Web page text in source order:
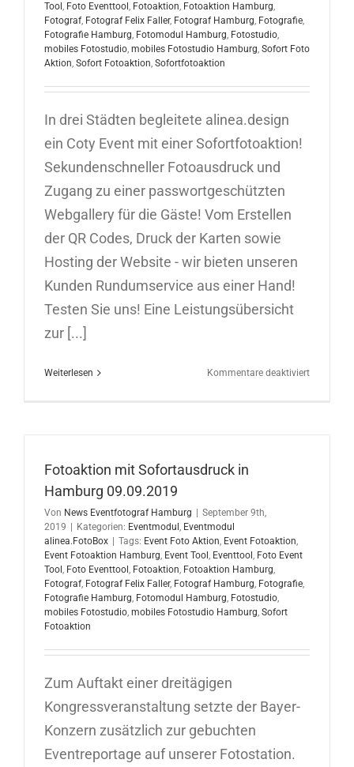
Tool , Foto Eventtool , Fotoaktion, Fotoaktion Hamburg,
Fotograf, Fotograf Felix Faller, Fotograf Hamburg, Fotografie,
Fotografie Hamburg, Fotomodul Hamburg, Fotostudio,
mobiles Fotostudio, mobiles Fotostudio Hamburg, Sofort Foto
Aktion, Sofort Fotoaktion, Sofortfotoaktion
In drei Städten begleitete alinea.design
ein Coty Event mit einer Sofortfotoaktion!
Sekundenschneller Fotoausdruck und
Zugang zu einer passwortgeschützten
Webgallery für die Gäste! Vom Erstellen
der QR Codes, Druck der Karten sowie
Hosting der Website - wir bieten unseren
Kunden Rundumservice aus einer Hand!
Testen Sie uns! Eine Leistungsübersicht
zur [...]
Weiterlesen Kommentare deaktiviertfür
Fotoaktion mit Sofortausdruck in
Hamburg 09.09.2019
Von News Eventfotograf Hamburg
September 9th,
2019
Kategorien: Eventmodul , Eventmodul
alinea.FotoBox
Tags: Event Foto Aktion, Event Fotoaktion,
Event Fotoaktion Hamburg, Event Tool , Eventtool , Foto Event
Tool , Foto Eventtool , Fotoaktion, Fotoaktion Hamburg,
Fotograf, Fotograf Felix Faller, Fotograf Hamburg, Fotografie,
Fotografie Hamburg, Fotomodul Hamburg, Fotostudio,
mobiles Fotostudio, mobiles Fotostudio Hamburg, Sofort
Fotoaktion
Zum Auftakt einer dreitägigen
Kongressveranstaltung setzte der Bayer-
Konzern zusätzlich zur gebuchten
Eventreportage auf unserer Fotostation.